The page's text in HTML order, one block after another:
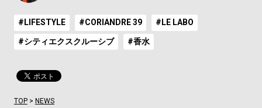
#LIFESTYLE #CORIANDRE 39 #LE LABO
#シティエクスクルーシブ #香水
TOP> NEWS